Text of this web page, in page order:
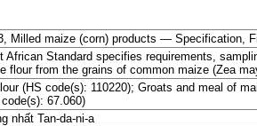
Milled maize (corn) products — Specification,
African Standard specifies requirements,
flour from the grains of common maize (Zea
(HS code(s): 110220); Groats and meal of
67.060)
nhất Tan-da-ni-a